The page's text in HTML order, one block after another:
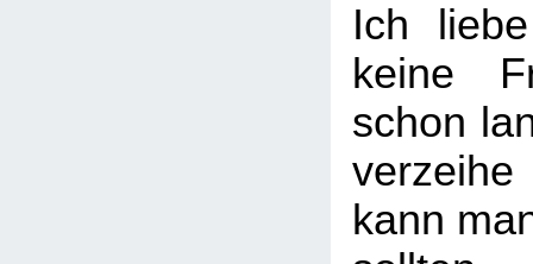
Ich
keine
schon
kann